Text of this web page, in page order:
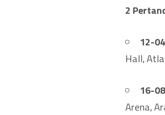
2
12-
Hall,
16-
Arena,